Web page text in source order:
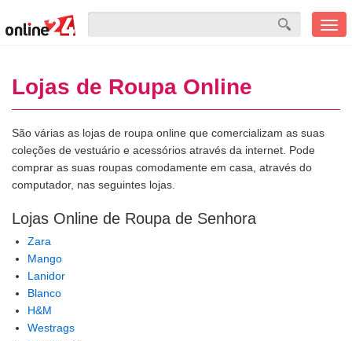
Lojas de Roupa Online
São várias as lojas de roupa online que comercializam as suas
coleções de vestuário e acessórios através da internet. Pode
comprar as suas roupas comodamente em casa, através do
computador, nas seguintes lojas.
Lojas Online de Roupa de Senhora
Zara
Mango
Lanidor
Blanco
H&M
Westrags